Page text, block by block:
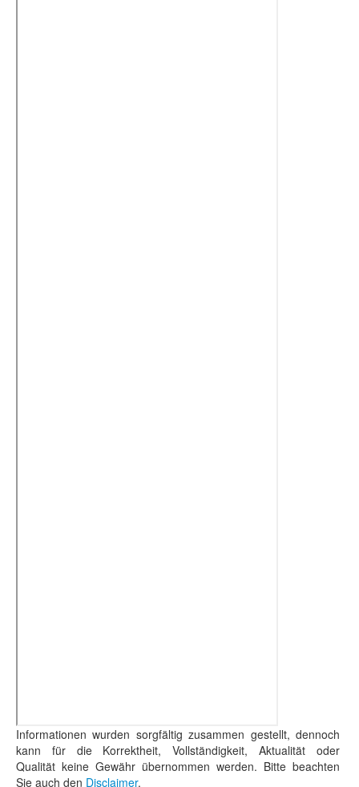
Informationen wurden sorgfältig zusammen gestellt, dennoch
kann für die Korrektheit, Vollständigkeit, Aktualität oder
Qualität keine Gewähr übernommen werden. Bitte beachten
Sie auch den Disclaimer.